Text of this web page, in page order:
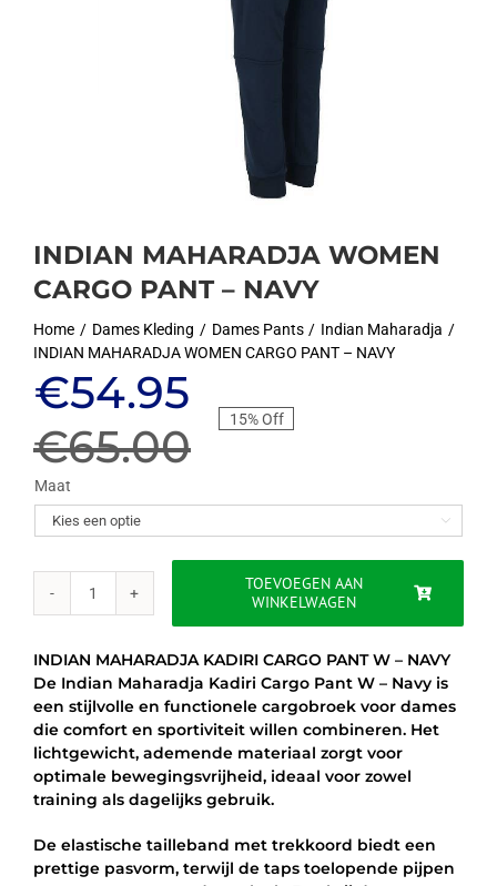
INDIAN MAHARADJA WOMEN
CARGO PANT – NAVY
Home Dames Kleding Dames Pants
Indian Maharadja
INDIAN MAHARADJA WOMEN CARGO PANT – NAVY
€65.00
Oorspronkelijke
prijs
was:
€65.00.
€54.95
Huidige
prijs
is:
€54.95.
15% Off
Maat

INDIAN
MAHARADJA
CARGO
PANT
–
NAVY
aantal
TOEVOEGEN AAN
WINKELWAGEN
INDIAN MAHARADJA KADIRI CARGO PANT W – NAVY
De Indian Maharadja Kadiri Cargo Pant W – Navy is
een stijlvolle en functionele cargobroek voor dames
die comfort en sportiviteit willen combineren. Het
lichtgewicht, ademende materiaal zorgt voor
optimale bewegingsvrijheid, ideaal voor zowel
training als dagelijks gebruik.
De elastische tailleband met trekkoord biedt een
prettige pasvorm, terwijl de taps toelopende pijpen